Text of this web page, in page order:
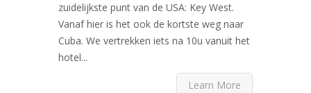
zuidelijkste punt van de USA: Key West.
Vanaf hier is het ook de kortste weg naar
Cuba. We vertrekken iets na 10u vanuit het
hotel...
Learn More